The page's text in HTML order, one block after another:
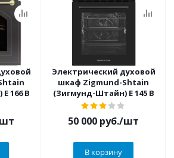
166 B
Электрический духовой
шкаф Zigmund-Shtain
(Зигмунд-Штайн) E 145 B
50 000 руб./шт
В корзину